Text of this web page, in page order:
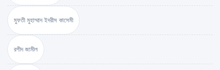
মুফতী মুহাম্মাদ ইদরীস কাসেমী
রশীদ জামীল